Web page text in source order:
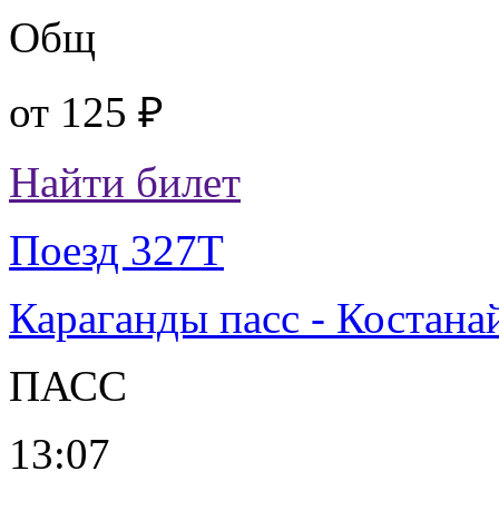
Общ
от 125 ₽
Найти билет
Поезд 327Т
Караганды пасс -
ПАСС
13:07